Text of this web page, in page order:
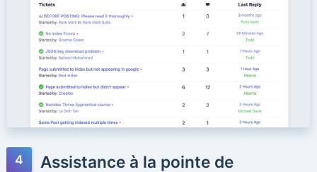
Assistance à la pointe de